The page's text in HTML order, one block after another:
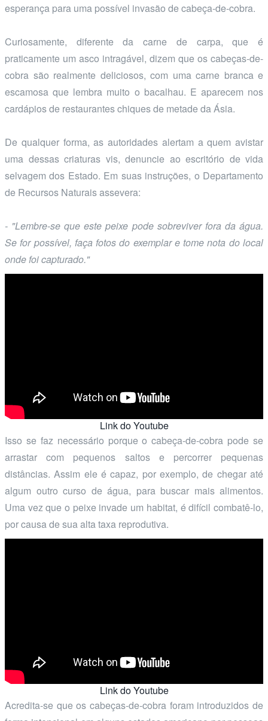
esperança para uma possível invasão de cabeça-de-cobra.
Curiosamente, diferente da carne de carpa, que é
praticamente um asco intragável, dizem que os cabeças-de-
cobra são realmente deliciosos, com uma carne branca e
escamosa que lembra muito o bacalhau. E aparecem nos
cardápios de restaurantes chiques de metade da Ásia.
De qualquer forma, as autoridades alertam a quem avistar
uma dessas criaturas vis, denuncie ao escritório de vida
selvagem dos Estado. Em suas instruções, o Departamento
de Recursos Naturais assevera:
- "Lembre-se que este peixe pode sobreviver fora da água.
Se for possível, faça fotos do exemplar e tome nota do local
onde foi capturado."
Link do Youtube
Isso se faz necessário porque o cabeça-de-cobra pode se
arrastar com pequenos saltos e percorrer pequenas
distâncias. Assim ele é capaz, por exemplo, de chegar até
algum outro curso de água, para buscar mais alimentos.
Uma vez que o peixe invade um habitat, é difícil combatê-lo,
por causa de sua alta taxa reprodutiva.
Link do Youtube
Acredita-se que os cabeças-de-cobra foram introduzidos de